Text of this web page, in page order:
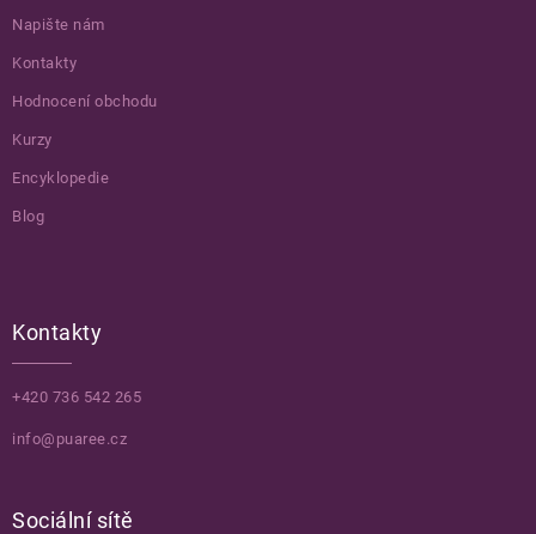
Napište nám
Kontakty
Hodnocení obchodu
Kurzy
Encyklopedie
Blog
Kontakty
+420 736 542 265
info@puaree.cz
Sociální sítě